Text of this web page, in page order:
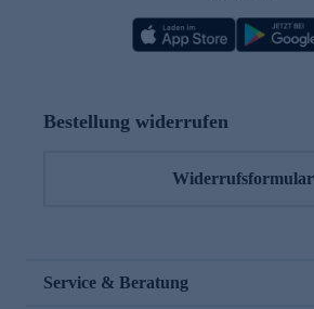
Bestellung widerrufen
Widerrufsformular
Service & Beratung